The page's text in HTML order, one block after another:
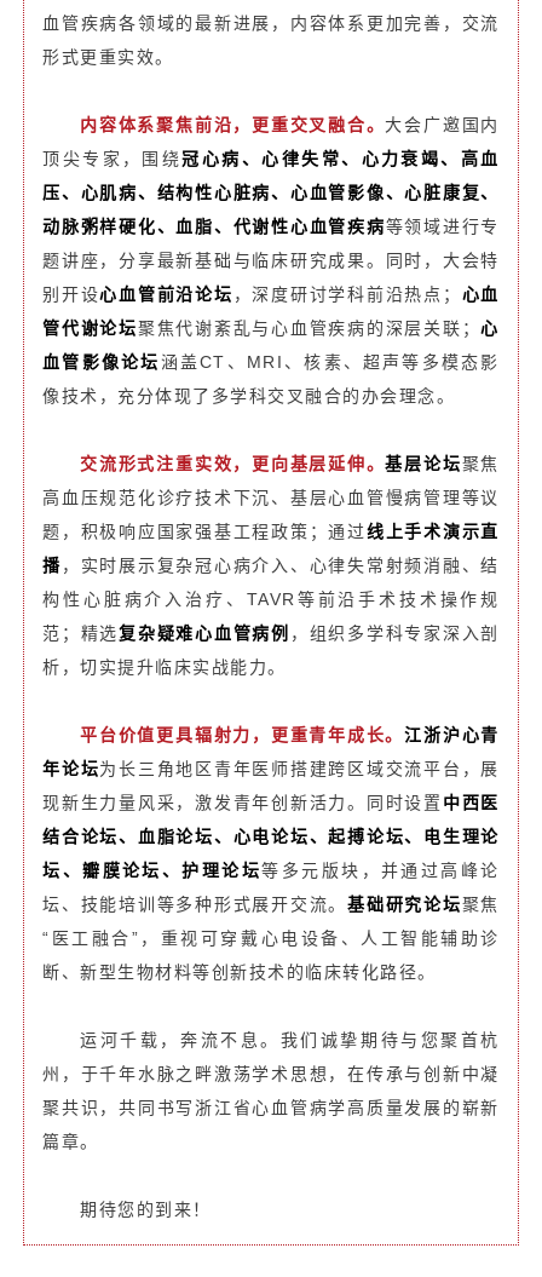
血管疾病各领域的最新进展，内容体系更加完善，交流
形式更重实效。
内容体系聚焦前沿，更重交叉融合。大会广邀国内
顶尖专家，围绕冠心病、心律失常、心力衰竭、高血
压、心肌病、结构性心脏病、心血管影像、心脏康复、
动脉粥样硬化、血脂、代谢性心血管疾病等领域进行专
题讲座，分享最新基础与临床研究成果。同时，大会特
别开设心血管前沿论坛 ，深度研讨学科前沿热点； 心血
管代谢论坛聚焦代谢紊乱与心血管疾病的深层关联；心
血管影像论坛涵盖CT、MRI、核素、超声等多模态影
像技术，充分体现了多学科交叉融合的办会理念。
交流形式注重实效，更向基层延伸。基层论坛聚焦
高血压规范化诊疗技术下沉、基层心血管慢病管理等议
题，积极响应国家强基工程政策；通过线上手术演示直
播，实时展示复杂冠心病介入、心律失常射频消融、结
构性心脏病介入治疗、TAVR等前沿手术技术操作规
范；精选复杂疑难心血管病例 ，组织多学科专家深入剖
析，切实提升临床实战能力。
平台价值更具辐射力，更重青年成长。江浙沪心青
年论坛为长三角地区青年医师搭建跨区域交流平台，展
现新生力量风采，激发青年创新活力。同时设置 中西医
结合论坛、血脂论坛、心电论坛、起搏论坛、电生理论
坛、瓣膜论坛、护理论坛等多元版块，并通过高峰论
坛、技能培训等多种形式展开交流。基础研究论坛聚焦
“医工融合”，重视可穿戴心电设备、人工智能辅助诊
断、新型生物材料等创新技术的临床转化路径。
运河千载，奔流不息。我们诚挚期待与您聚首杭
州，于千年水脉之畔激荡学术思想，在传承与创新中凝
聚共识，共同书写浙江省心血管病学高质量发展的崭新
篇章。
期待您的到来！